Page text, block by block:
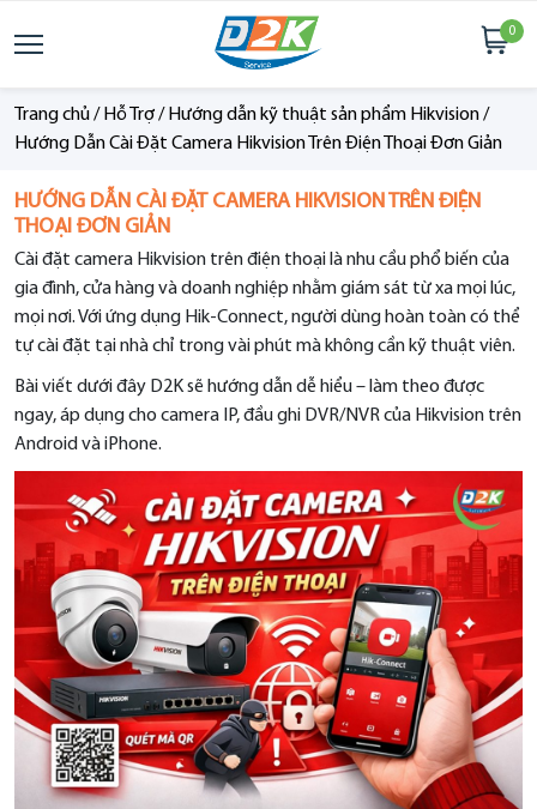
0
Trang chủ/ Hỗ Trợ/ Hướng dẫn kỹ thuật sản phẩm Hikvision/
Hướng Dẫn Cài Đặt Camera Hikvision Trên Điện Thoại Đơn Giản
HƯỚNG DẪN CÀI ĐẶT CAMERA HIKVISION TRÊN ĐIỆN
THOẠI ĐƠN GIẢN
Cài đặt camera Hikvision trên điện thoại là nhu cầu phổ biến của
gia đình, cửa hàng và doanh nghiệp nhằm giám sát từ xa mọi lúc,
mọi nơi. Với ứng dụng Hik-Connect, người dùng hoàn toàn có thể
tự cài đặt tại nhà chỉ trong vài phút mà không cần kỹ thuật viên.
Bài viết dưới đây D2K sẽ hướng dẫn dễ hiểu – làm theo được
ngay, áp dụng cho camera IP, đầu ghi DVR/NVR của Hikvision trên
Android và iPhone.